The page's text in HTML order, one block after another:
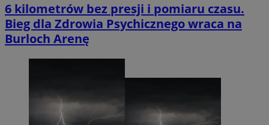
6 kilometrów bez presji i pomiaru czasu.
Bieg dla Zdrowia Psychicznego wraca na
Burloch Arenę